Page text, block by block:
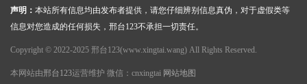
声明： 本站所有信息均由发布者提供，请您仔细辨别信息真伪，对于虚假类等
信息对您造成的任何损失，邢台123不承担一切责任。
Copyright © 2022-2025 邢台123(www.xingtai.wang) All Rights Reserved.
本网站由邢台123运营维护 微信：cnxingtai 网站地图